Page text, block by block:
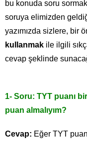
bu konuda soru
soruya elimizden
yazımızda sizlere, bir
kullanmak ile ilgili
cevap şeklinde
1- Soru: TYT puanı
puan almalıyım?
Cevap: Eğer TYT